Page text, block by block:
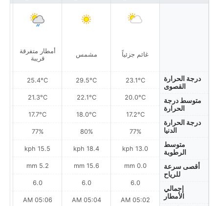
درجة الحرارة
القصوى
متوسط درجة
الحرارة
درجة الحرارة
الدنيا
متوسط
الرطوبة
أقصى سرعة
للرياح
إجمالي
الأمطار
غائم جزئياً
23.1°C
20.0°C
17.2°C
77%
13.0 kph
0.0 mm
6.0
05:02 AM
مشمس
29.5°C
22.1°C
18.0°C
80%
18.4 kph
15.6 mm
6.0
05:04 AM
أمطار متفرقة
قريبة
25.4°C
21.3°C
17.7°C
77%
15.5 kph
5.2 mm
6.0
05:06 AM